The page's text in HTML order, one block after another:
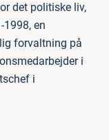
det politiske liv,
en
forvaltning på
i
i